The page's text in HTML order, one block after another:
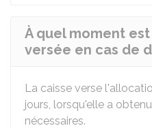
À quel moment
versée en cas de
La caisse verse
jours, lorsqu'elle a
nécessaires.